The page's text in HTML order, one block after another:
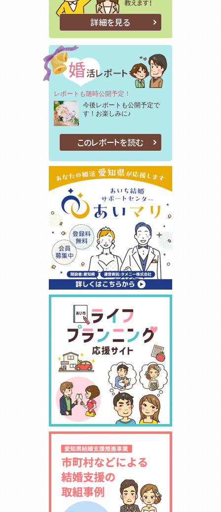
詳細を見る
レポートも随時公開予定！
今後レポートも公開予定で
す！お楽しみに♪
このレポートを読む